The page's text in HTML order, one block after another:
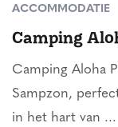
ACCOMMODATIE
Camping
Camping Aloha
Sampzon,
in het hart van ...